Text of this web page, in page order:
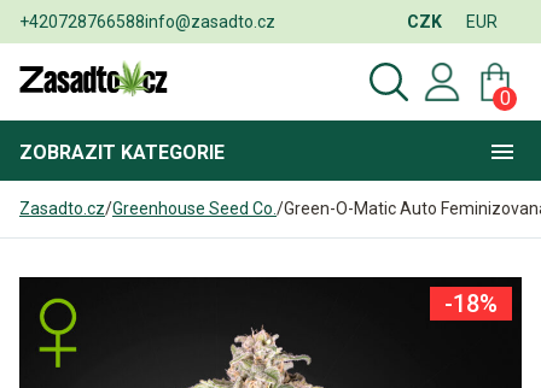
+420728766588info@zasadto.cz CZK EUR
0
ZOBRAZIT KATEGORIE
Zasadto.cz/Greenhouse Seed Co. /Green-O-Matic Auto
-18%